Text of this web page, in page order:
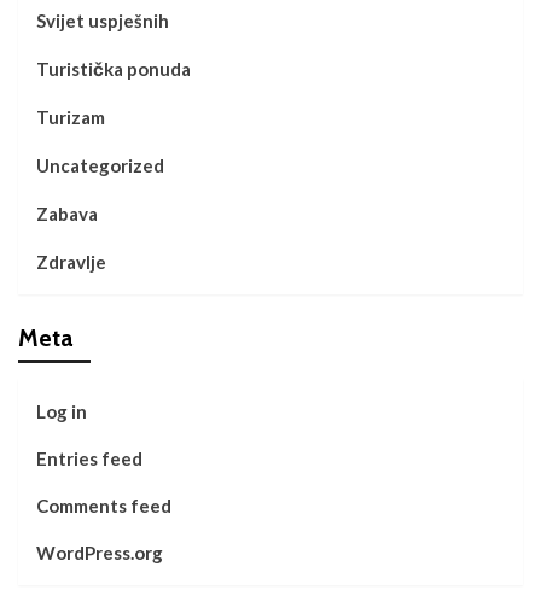
Svijet uspješnih
Turistička ponuda
Turizam
Uncategorized
Zabava
Zdravlje
Meta
Log in
Entries feed
Comments feed
WordPress.org